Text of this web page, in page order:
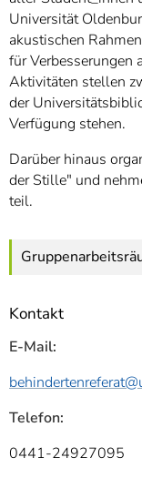
Universität
akustischen
für Verbesserungen
Aktivitäten stellen
der
Verfügung stehen.
Darüber hinaus
der Stille" und
teil.
Kontakt
E-Mail:
behindertenreferat
Telefon:
0441-24927095